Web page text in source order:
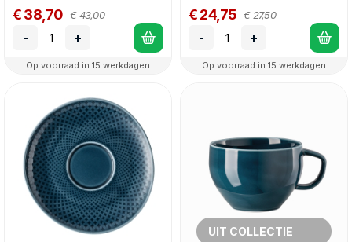
€ 38,70 € 43,00
- +
Op voorraad in 15 werkdagen
€ 24,75 € 27,50
- +
Op voorraad in 15 werkdagen
UIT COLLECTIE